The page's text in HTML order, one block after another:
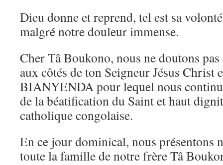
Dieu donne et reprend, tel est sa
malgré notre douleur immense.
Cher Tâ Boukono, nous ne doutons
aux côtés de ton Seigneur Jésus Christ
BIANYENDA pour lequel nous
de la béatification du Saint et haut
catholique congolaise.
En ce jour dominical, nous présentons
toute la famille de notre frère Tâ